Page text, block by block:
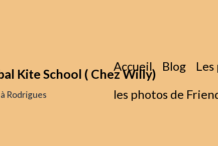
Kite School ( Chez Willy)
Rodrigues
Accueil Blog
les photos de